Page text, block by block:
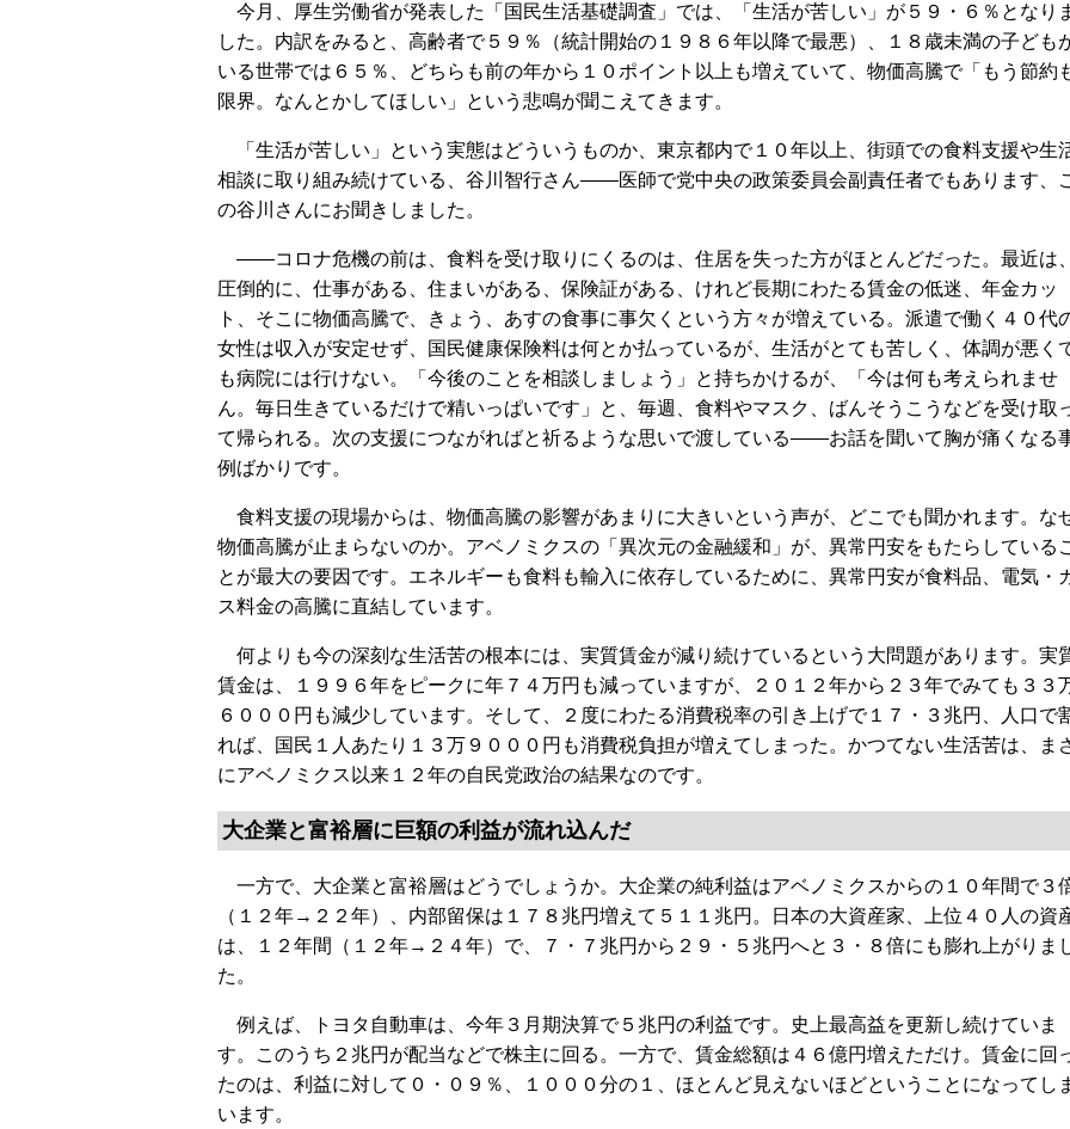
今月、厚生労働省が発表した「国民生活基礎調査」では、「生活が苦しい」が５９・６％となり
した。内訳をみると、高齢者で５９％（統計開始の１９８６年以降で最悪）、１８歳未満の子ども
いる世帯では６５％、どちらも前の年から１０ポイント以上も増えていて、物価高騰で「もう節約
限界。なんとかしてほしい」という悲鳴が聞こえてきます。
「生活が苦しい」という実態はどういうものか、東京都内で１０年以上、街頭での食料支援や生
相談に取り組み続けている、谷川智行さん――医師で党中央の政策委員会副責任者でもあります、
の谷川さんにお聞きしました。
――コロナ危機の前は、食料を受け取りにくるのは、住居を失った方がほとんどだった。最近は、
圧倒的に、仕事がある、住まいがある、保険証がある、けれど長期にわたる賃金の低迷、年金カッ
ト、そこに物価高騰で、きょう、あすの食事に事欠くという方々が増えている。派遣で働く４０代
女性は収入が安定せず、国民健康保険料は何とか払っているが、生活がとても苦しく、体調が悪く
も病院には行けない。「今後のことを相談しましょう」と持ちかけるが、「今は何も考えられませ
ん。毎日生きているだけで精いっぱいです」と、毎週、食料やマスク、ばんそうこうなどを受け取
て帰られる。次の支援につながればと祈るような思いで渡している――お話を聞いて胸が痛くなる
例ばかりです。
食料支援の現場からは、物価高騰の影響があまりに大きいという声が、どこでも聞かれます。な
物価高騰が止まらないのか。アベノミクスの「異次元の金融緩和」が、異常円安をもたらしている
とが最大の要因です。エネルギーも食料も輸入に依存しているために、異常円安が食料品、電気・
ス料金の高騰に直結しています。
何よりも今の深刻な生活苦の根本には、実質賃金が減り続けているという大問題があります。実
賃金は、１９９６年をピークに年７４万円も減っていますが、２０１２年から２３年でみても３３
６０００円も減少しています。そして、２度にわたる消費税率の引き上げで１７・３兆円、人口で
れば、国民１人あたり１３万９０００円も消費税負担が増えてしまった。かつてない生活苦は、ま
にアベノミクス以来１２年の自民党政治の結果なのです。
大企業と富裕層に巨額の利益が流れ込んだ
一方で、大企業と富裕層はどうでしょうか。大企業の純利益はアベノミクスからの１０年間で３
（１２年→２２年）、内部留保は１７８兆円増えて５１１兆円。日本の大資産家、上位４０人の資
は、１２年間（１２年→２４年）で、７・７兆円から２９・５兆円へと３・８倍にも膨れ上がりま
た。
例えば、トヨタ自動車は、今年３月期決算で５兆円の利益です。史上最高益を更新し続けていま
す。このうち２兆円が配当などで株主に回る。一方で、賃金総額は４６億円増えただけ。賃金に回
たのは、利益に対して０・０９％、１０００分の１、ほとんど見えないほどということになってし
います。